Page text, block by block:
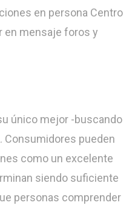
en persona Centro
en mensaje foros y
único mejor -buscando
pueden
como un excelente
siendo suficiente
personas comprender